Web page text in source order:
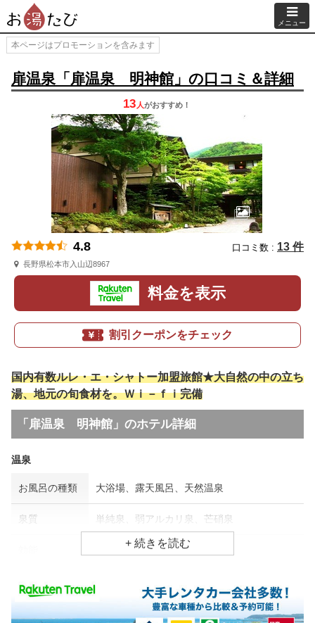
メニュー
本ページはプロモーションを含みます
扉温泉「扉温泉 明神館」の口コミ＆詳細
13 人がおすすめ！
4.8 口コミ数 : 13 件
長野県松本市入山辺8967
料金を表示
割引クーポンをチェック
国内有数ルレ・エ・シャトー加盟旅館★大自然の中の立ち
湯、地元の旬食材を。Ｗｉ－ｆｉ完備
「扉温泉 明神館」のホテル詳細
温泉
お風呂の種類 大浴場、露天風呂、天然温泉
泉質 単純泉、弱アルカリ泉、芒硝泉
神経痛、美肌効果、婦人病
食事場所
朝食 レストラン、食事処